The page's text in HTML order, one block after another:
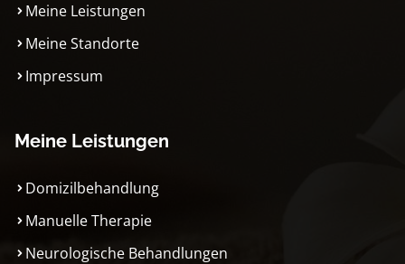
Meine Leistungen
Meine Standorte
Impressum
Meine Leistungen
Domizilbehandlung
Manuelle Therapie
Neurologische Behandlungen